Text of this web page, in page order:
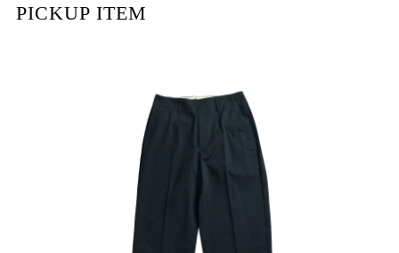
PICKUP ITEM